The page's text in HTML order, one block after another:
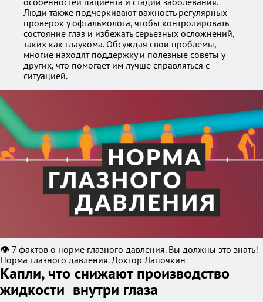
Люди также подчеркивают важность регулярных
проверок у офтальмолога, чтобы контролировать
состояние глаз и избежать серьезных осложнений,
таких как глаукома. Обсуждая свои проблемы,
многие находят поддержку и полезные советы у
других, что помогает им лучше справляться с
ситуацией.
👁️ 7 фактов о норме глазного давления. Вы должны это знать!
Норма глазного давления. Доктор Лапочкин
Капли, что снижают производство
жидкости внутри глаза